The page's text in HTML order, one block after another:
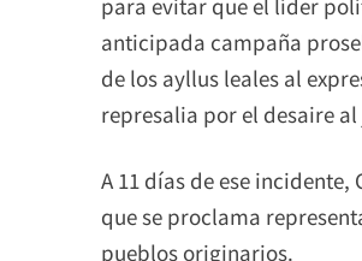
anticipada campaña
de los ayllus leales al
represalia por el desaire
A 11 días de ese
que se proclama
pueblos originarios.